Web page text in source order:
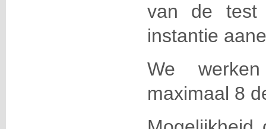
van de test
instantie
We
maximaal 8